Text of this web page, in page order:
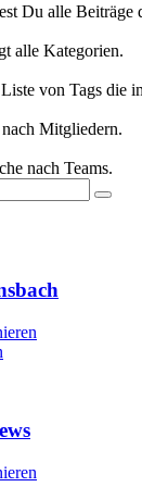
Du alle Beiträge
alle Kategorien.
von Tags die
nach Mitgliedern.
nach Teams.